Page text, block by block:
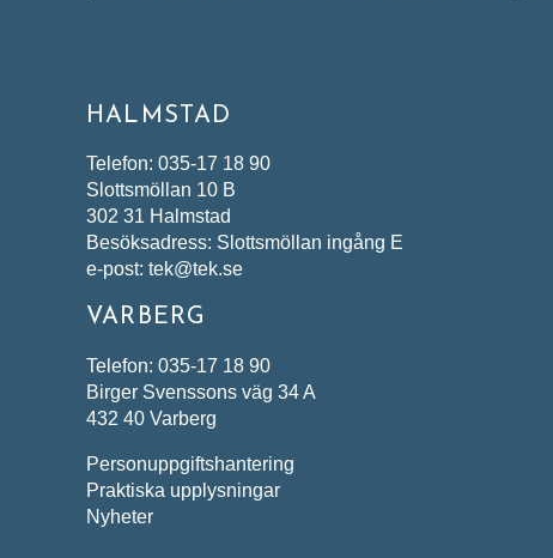
HALMSTAD
Telefon: 035-17 18 90
Slottsmöllan 10 B
302 31 Halmstad
Besöksadress: Slottsmöllan ingång E
e-post: tek@tek.se
VARBERG
Telefon: 035-17 18 90
Birger Svenssons väg 34 A
432 40 Varberg
Personuppgiftshantering
Praktiska upplysningar
Nyheter